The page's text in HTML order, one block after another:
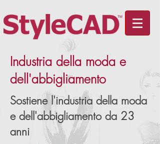
Industria della moda e
dell'abbigliamento
Sostiene l'industria della moda
e dell'abbigliamento da 23
anni